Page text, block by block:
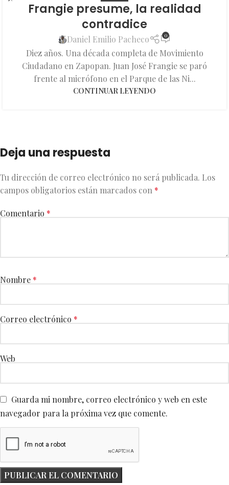
Frangie presume, la realidad
contradice
Daniel Emilio Pacheco 0
Diez años. Una década completa de Movimiento
Ciudadano en Zapopan. Juan José Frangie se paró
frente al micrófono en el Parque de las Ni...
CONTINUAR LEYENDO
Deja una respuesta
Tu dirección de correo electrónico no será publicada. Los
campos obligatorios están marcados con *
Comentario *
Nombre *
Correo electrónico *
Web
Guarda mi nombre, correo electrónico y web en este
navegador para la próxima vez que comente.